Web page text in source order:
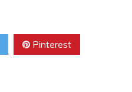
Pinterest